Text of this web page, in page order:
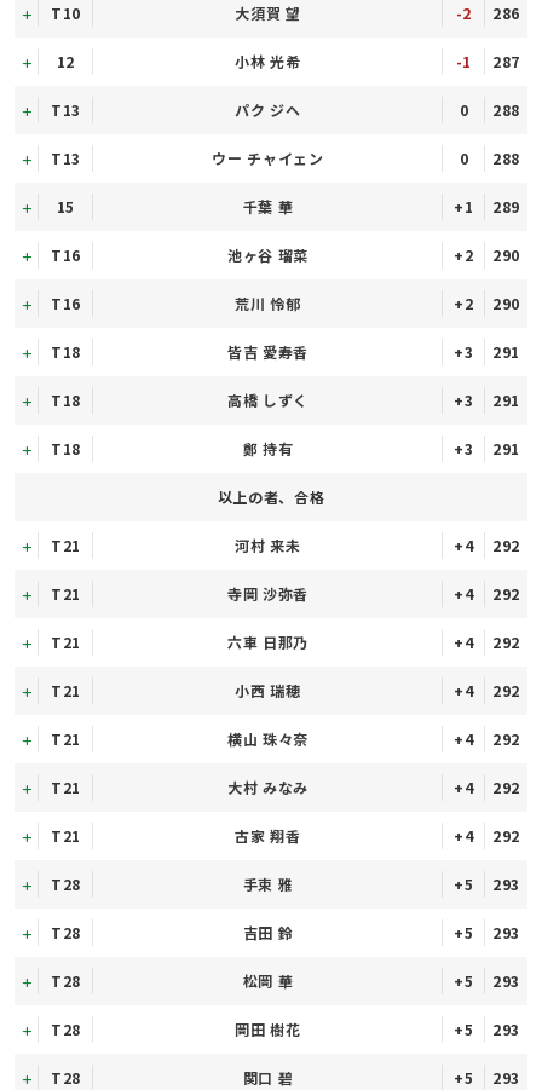
T10 大須賀 望 -2 286
12 小林 光希 -1 287
T13 パク ジヘ 0 288
T13 ウー チャイェン 0 288
15 千葉 華 +1 289
T16 池ヶ谷 瑠菜 +2 290
T16 荒川 怜郁 +2 290
T18 皆吉 愛寿香 +3 291
T18 高橋 しずく +3 291
T18 鄭 持有 +3 291
以上の者、合格
T21 河村 来未 +4 292
T21 寺岡 沙弥香 +4 292
T21 六車 日那乃 +4 292
T21 小西 瑞穂 +4 292
T21 横山 珠々奈 +4 292
T21 大村 みなみ +4 292
T21 古家 翔香 +4 292
T28 手束 雅 +5 293
T28 吉田 鈴 +5 293
T28 松岡 華 +5 293
T28 岡田 樹花 +5 293
T28 関口 碧 +5 293